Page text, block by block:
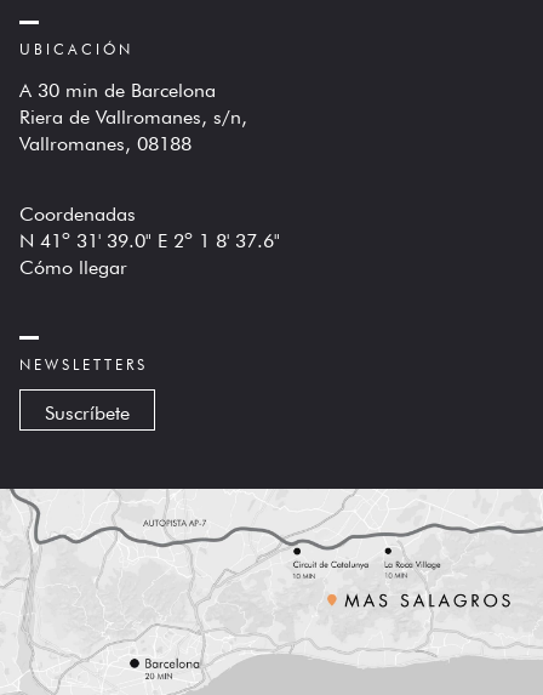
UBICACIÓN
A 30 min de Barcelona
Riera de Vallromanes, s/n,
Vallromanes, 08188
Coordenadas
N 41º 31' 39.0" E 2º 1 8' 37.6"
Cómo llegar
NEWSLETTERS
Suscríbete